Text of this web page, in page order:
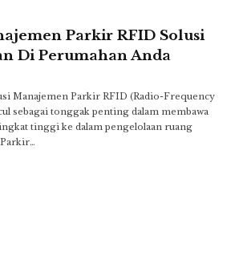
Parkir RFID Solusi
Di Perumahan Anda
Manajemen Parkir RFID (Radio-Frequency
sebagai tonggak penting dalam membawa
tinggi ke dalam pengelolaan ruang
…